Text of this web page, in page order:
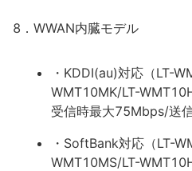
8．WWAN内臓モデル
・KDDI(au)対応（LT-
WMT10MK/LT-
受信時最大75Mbps/送
・SoftBank対応（LT-
WMT10MS/LT-